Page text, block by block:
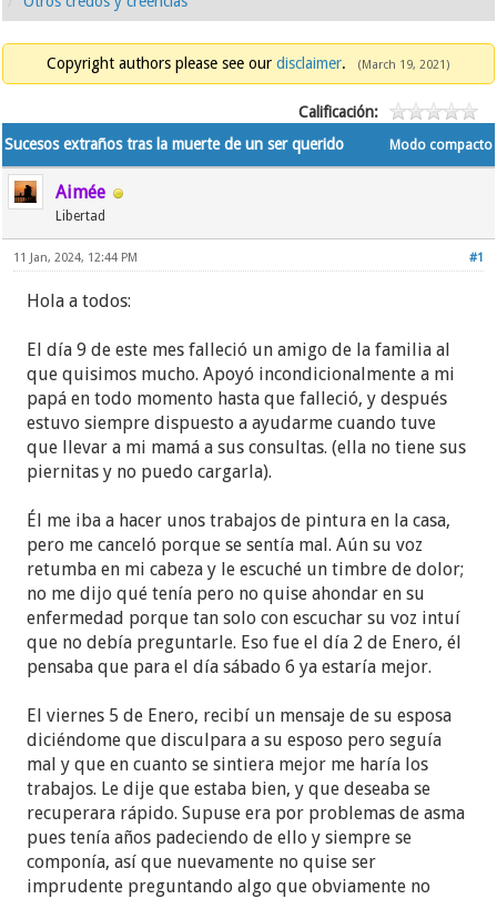
Copyright authors please see our disclaimer. (March 19, 2021)
Calificación:
Modo compacto
Sucesos extraños tras la muerte de un ser querido
Aimée
Libertad
#1
11 Jan, 2024, 12:44 PM
Hola a todos:
El día 9 de este mes falleció un amigo de la familia al
que quisimos mucho. Apoyó incondicionalmente a mi
papá en todo momento hasta que falleció, y después
estuvo siempre dispuesto a ayudarme cuando tuve
que llevar a mi mamá a sus consultas. (ella no tiene sus
piernitas y no puedo cargarla).
Él me iba a hacer unos trabajos de pintura en la casa,
pero me canceló porque se sentía mal. Aún su voz
retumba en mi cabeza y le escuché un timbre de dolor;
no me dijo qué tenía pero no quise ahondar en su
enfermedad porque tan solo con escuchar su voz intuí
que no debía preguntarle. Eso fue el día 2 de Enero, él
pensaba que para el día sábado 6 ya estaría mejor.
El viernes 5 de Enero, recibí un mensaje de su esposa
diciéndome que disculpara a su esposo pero seguía
mal y que en cuanto se sintiera mejor me haría los
trabajos. Le dije que estaba bien, y que deseaba se
recuperara rápido. Supuse era por problemas de asma
pues tenía años padeciendo de ello y siempre se
componía, así que nuevamente no quise ser
imprudente preguntando algo que obviamente no